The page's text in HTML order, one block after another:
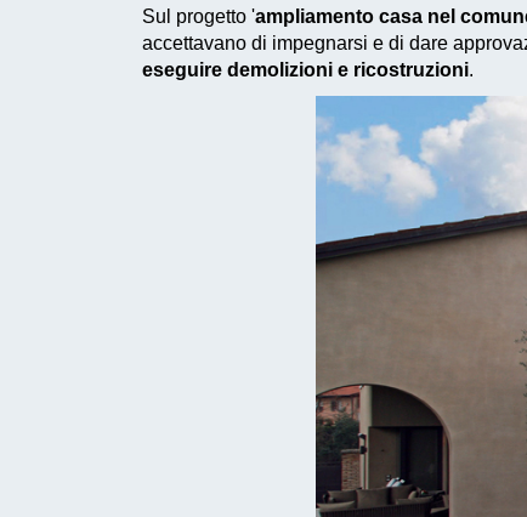
Sul progetto 'ampliamento casa nel
accettavano di impegnarsi e di dare
eseguire demolizioni e ricostruzioni.